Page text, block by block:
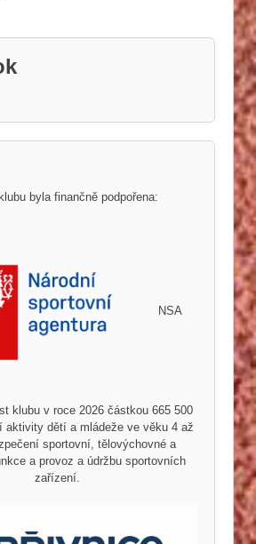
byla finančně podpořena:
NSA
klubu v roce 2026 částkou 665 500
aktivity dětí a mládeže ve věku 4 až
sportovní, tělovýchovné a
a provoz a údržbu sportovních
zařízení.